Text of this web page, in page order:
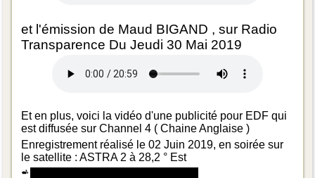
et l'émission de Maud BIGAND , sur Radio
Transparence Du Jeudi 30 Mai 2019
Et en plus, voici la vidéo d'une publicité pour EDF qui
est diffusée sur Channel 4 ( Chaine Anglaise )
Enregistrement réalisé le 02 Juin 2019, en soirée sur
le satellite : ASTRA 2 à 28,2 ° Est